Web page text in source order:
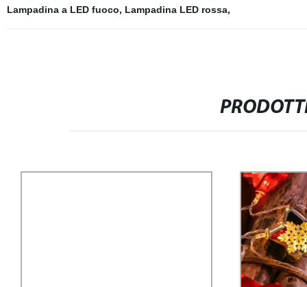
Lampadina a LED fuoco, Lampadina LED rossa,